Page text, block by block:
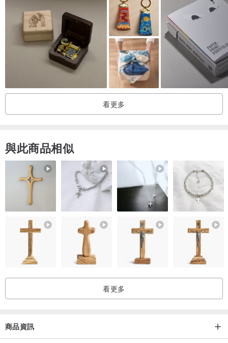
・飾品盒（戒指專用）
【參考尺寸】寬 60mm × 長 60mm × 高 56mm
【重量】 68g
・包裝盒（非戒指類，適用於耳環、項鍊等）
【材質】 紙
・包裝盒（戒指專用）
【參考尺寸】寬 70mm × 長 70mm × 高 54mm
【重量】30g
【材質】 紙
・購物袋
【參考尺寸】 寬 165mm × 高 155mm × 側寬 88mm
【重量】 35g
・收納袋
看更多
與此商品相似
看更多
商品資訊